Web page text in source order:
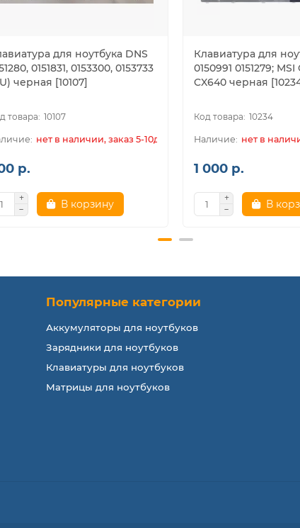
для ноутбука DNS
0151831, 0153300, 0153733
черная [10107]
10107
нет в наличии, заказ 5-10дн.
р.
В корзину
Клавиатура для
0150991 0151279;
CX640 черная
10234
нет в
1 000 р.
В
Популярные категории
Аккумуляторы для ноутбуков
Зарядники для ноутбуков
Клавиатуры для ноутбуков
Матрицы для ноутбуков